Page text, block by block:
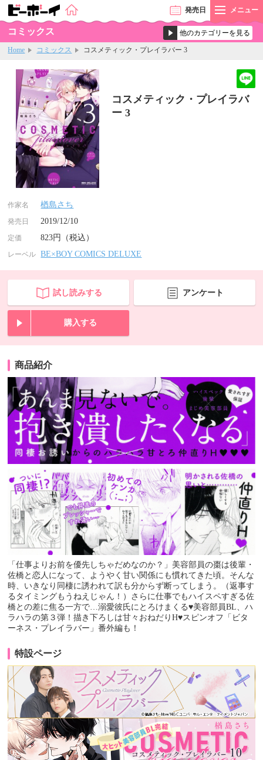
発売日 メニュー
コミックス
Home コミックス コスメティック・プレイラバー 3
コスメティック・プレイラバ
ー 3
作家名 楢島さち
発売日 2019/12/10
定価 823円（税込）
レーベル BE×BOY COMICS DELUXE
試し読みする アンケート
購入する
商品紹介
「仕事よりお前を優先しちゃだめなのか？」美容部員の棗は後輩・
佐橋と恋人になって、ようやく甘い関係にも慣れてきた頃。そんな
時、いきなり同棲に誘われて訳も分からず断ってしまう。（返事す
るタイミングもうねえじゃん！）さらに仕事でもハイスペすぎる佐
橋との差に焦る一方で…溺愛彼氏にとろけまくる♥美容部員BL、ハ
ラハラの第３弾！描き下ろしは甘々おねだりH♥スピンオフ「ビタ
ーネス・プレイラバー」番外編も！
特設ページ